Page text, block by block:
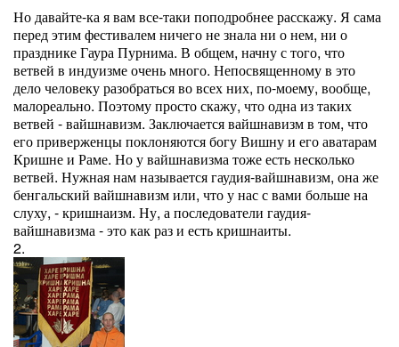
Но давайте-ка я вам все-таки поподробнее расскажу. Я сама
перед этим фестивалем ничего не знала ни о нем, ни о
празднике Гаура Пурнима. В общем, начну с того, что
ветвей в индуизме очень много. Непосвященному в это
дело человеку разобраться во всех них, по-моему, вообще,
малореально. Поэтому просто скажу, что одна из таких
ветвей - вайшнавизм. Заключается вайшнавизм в том, что
его приверженцы поклоняются богу Вишну и его аватарам
Кришне и Раме. Но у вайшнавизма тоже есть несколько
ветвей. Нужная нам называется гаудия-вайшнавизм, она же
бенгальский вайшнавизм или, что у нас с вами больше на
слуху, - кришнаизм. Ну, а последователи гаудия-
вайшнавизма - это как раз и есть кришнаиты.
2.